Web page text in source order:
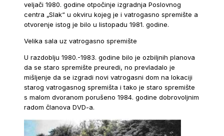
veljači 1980. godine otpočinje izgradnja Poslovnog
centra „Slak“ u okviru kojeg je i vatrogasno spremište a
otvorenje istog je bilo u listopadu 1981. godine.
Velika sala uz vatrogasno spremište
U razdoblju 1980.-1983. godine bilo je ozbiljnih planova
da se staro spremište preuredi, no prevladalo je
mišljenje da se izgradi novi vatrogasni dom na lokaciji
starog vatrogasnog spremišta i tako je staro spremište
s malom dvoranom porušeno 1984. godine dobrovoljnim
radom članova DVD-a.